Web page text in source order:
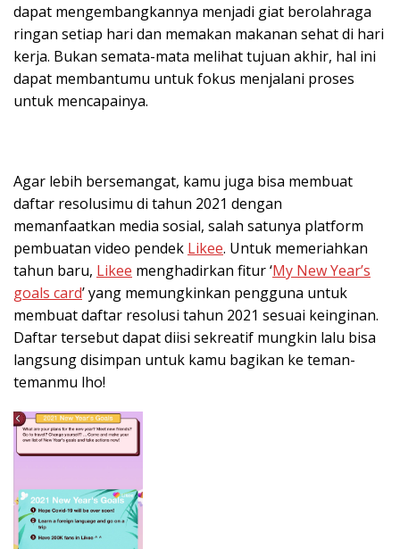
dapat mengembangkannya menjadi giat berolahraga
ringan setiap hari dan memakan makanan sehat di hari
kerja. Bukan semata-mata melihat tujuan akhir, hal ini
dapat membantumu untuk fokus menjalani proses
untuk mencapainya.
Agar lebih bersemangat, kamu juga bisa membuat
daftar resolusimu di tahun 2021 dengan
memanfaatkan media sosial, salah satunya platform
pembuatan video pendek Likee. Untuk memeriahkan
tahun baru, Likee menghadirkan fitur ‘My New Year’s
goals card’ yang memungkinkan pengguna untuk
membuat daftar resolusi tahun 2021 sesuai keinginan.
Daftar tersebut dapat diisi sekreatif mungkin lalu bisa
langsung disimpan untuk kamu bagikan ke teman-
temanmu lho!